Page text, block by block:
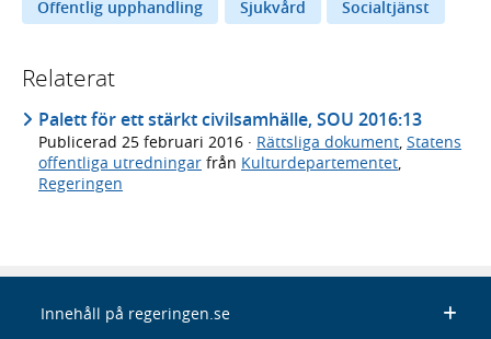
Offentlig upphandling
Sjukvård Socialtjänst
Relaterat
Palett för ett stärkt civilsamhälle, SOU 2016:13
Publicerad 25 februari 2016 · Rättsliga dokument, Statens
offentliga utredningar från Kulturdepartementet,
Regeringen
Innehåll på regeringen.se